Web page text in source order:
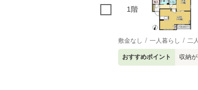
1階
敷金なし 一人暮らし 二
おすすめポイント 収納